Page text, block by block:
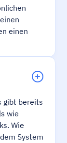
einen
gibt bereits
wie
Wie
System